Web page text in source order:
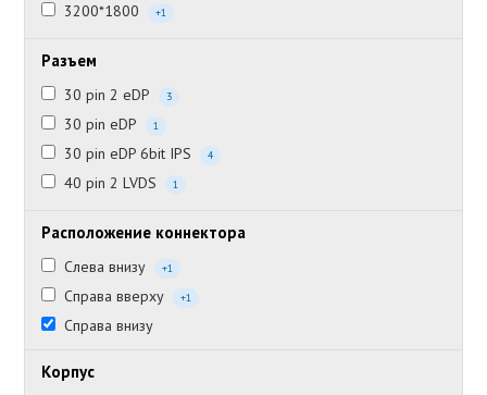
3200*1800
+1
Разъем
30 pin 2 eDP 3
30 pin eDP 1
30 pin eDP 6bit IPS 4
40 pin 2 LVDS 1
Расположение коннектора
Слева внизу +1
Справа вверху +1
Справа внизу
Корпус